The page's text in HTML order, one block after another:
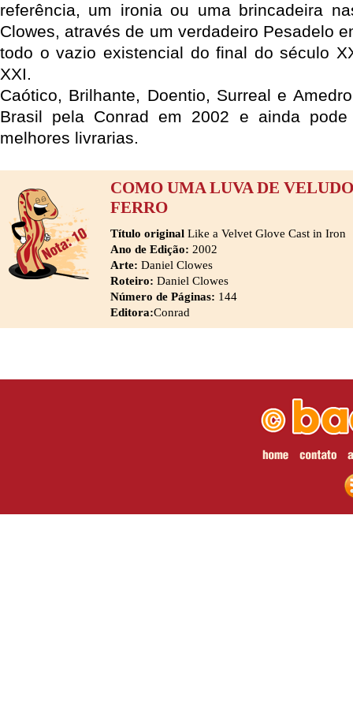
referência, um ironia ou uma brincadeira
Clowes, através de um verdadeiro Pesadelo
todo o vazio existencial do final do século
XXI.
Caótico, Brilhante, Doentio, Surreal e
Brasil pela Conrad em 2002 e ainda
melhores livrarias.
COMO UMA LUVA DE
FERRO
Título original Like a Velvet Glove Cast in Iron
Ano de Edição: 2002
Arte: Daniel Clowes
Roteiro: Daniel Clowes
Número de Páginas: 144
Editora:Conrad